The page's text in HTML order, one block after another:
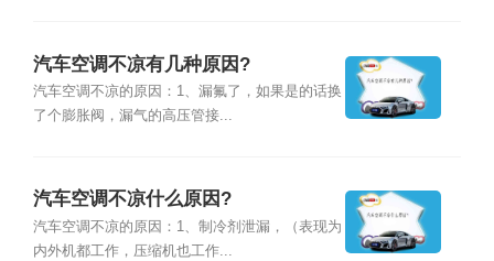
汽车空调不凉有几种原因?
汽车空调不凉的原因：1、漏氟了，如果是的话换
了个膨胀阀，漏气的高压管接...
汽车空调不凉什么原因?
汽车空调不凉的原因：1、制冷剂泄漏，（表现为
内外机都工作，压缩机也工作...